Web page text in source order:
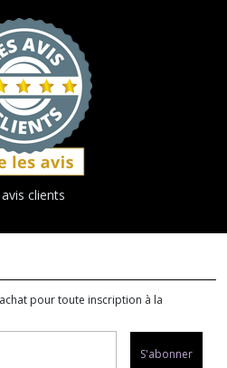
clients
pour toute inscription à la
S'abonner